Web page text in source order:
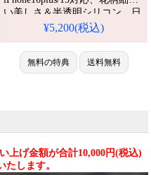
い美しさ＆半透明シリコン。日
本韓国スタイル、Galaxy
チ耐衝撃。芸能人も注目するか
わいいデザイン、防水多機能で
実用性抜群。iPhone17ケースと
¥5,200(税込)
無料の特典 送料無料
上げ金額が合計10,000円(税込)
たします。